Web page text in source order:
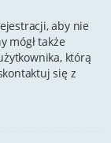
aby nie
mógł także
którą
się z